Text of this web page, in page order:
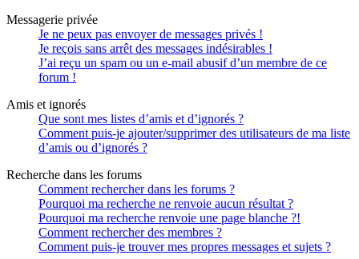
Messagerie privée
Je ne peux pas envoyer de messages privés !
Je reçois sans arrêt des messages indésirables !
J’ai reçu un spam ou un e-mail abusif d’un membre de ce
forum !
Amis et ignorés
Que sont mes listes d’amis et d’ignorés ?
Comment puis-je ajouter/supprimer des utilisateurs de ma liste
d’amis ou d’ignorés ?
Recherche dans les forums
Comment rechercher dans les forums ?
Pourquoi ma recherche ne renvoie aucun résultat ?
Pourquoi ma recherche renvoie une page blanche ?!
Comment rechercher des membres ?
Comment puis-je trouver mes propres messages et sujets ?